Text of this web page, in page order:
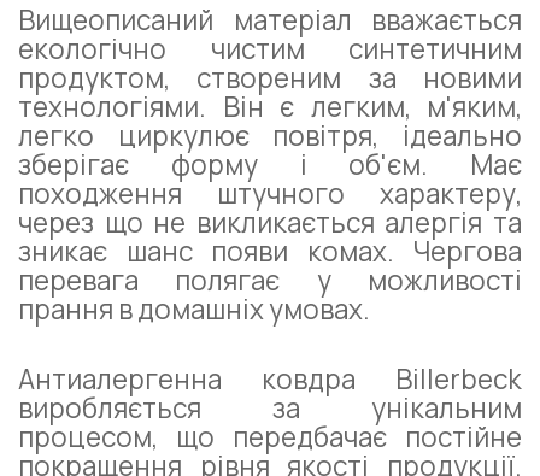
Вищеописаний матеріал вважається
екологічно чистим синтетичним
продуктом, створеним за новими
технологіями. Він є легким, м'яким,
легко циркулює повітря, ідеально
зберігає форму і об'єм. Має
походження штучного характеру,
через що не викликається алергія та
зникає шанс появи комах. Чергова
перевага полягає у можливості
прання в домашніх умовах.
Антиалергенна ковдра Billerbeck
виробляється за унікальним
процесом, що передбачає постійне
покращення рівня якості продукції.